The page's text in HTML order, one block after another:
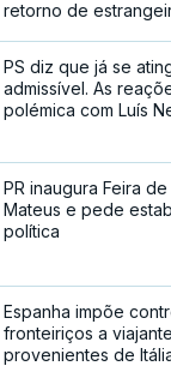
retorno de
PS diz que já se
admissível. As
polémica com Luís
PR inaugura Feira de
Mateus e pede
política
Espanha impõe
fronteiriços a
provenientes de